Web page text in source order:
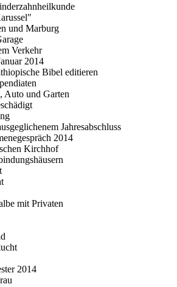
und Marburg
Verkehr
2014
Bibel editieren
Auto und Garten
Jahresabschluss
2014
Kirchhof
mit Privaten
2014